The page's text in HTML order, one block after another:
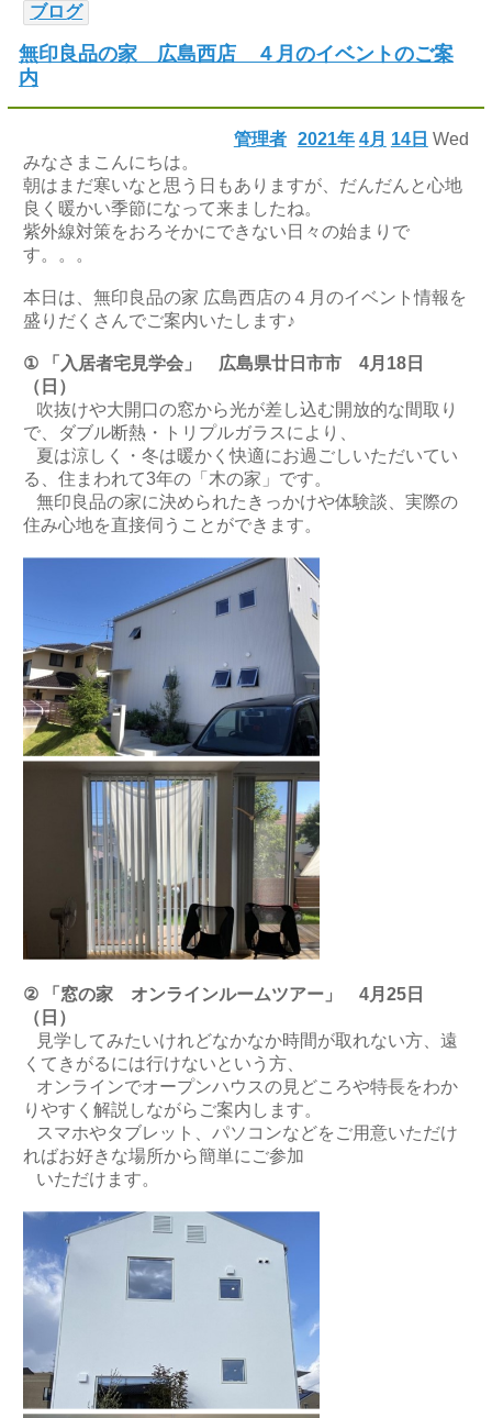
ブログ
無印良品の家 広島西店 ４月のイベントのご案
内
2021年 4月 14日 Wed
管理者
みなさまこんにちは。
朝はまだ寒いなと思う日もありますが、だんだんと心地
良く暖かい季節になって来ましたね。
紫外線対策をおろそかにできない日々の始まりで
す。。。
本日は、無印良品の家 広島西店の４月のイベント情報を
盛りだくさんでご案内いたします♪
① 「入居者宅見学会」 広島県廿日市市 4月18日
（日）
吹抜けや大開口の窓から光が差し込む開放的な間取り
で、ダブル断熱・トリプルガラスにより、
夏は涼しく・冬は暖かく快適にお過ごしいただいてい
る、住まわれて3年の「木の家」です。
無印良品の家に決められたきっかけや体験談、実際の
住み心地を直接伺うことができます。
② 「窓の家 オンラインルームツアー」 4月25日
（日）
見学してみたいけれどなかなか時間が取れない方、遠
くてきがるには行けないという方、
オンラインでオープンハウスの見どころや特長をわか
りやすく解説しながらご案内します。
スマホやタブレット、パソコンなどをご用意いただけ
ればお好きな場所から簡単にご参加
いただけます。